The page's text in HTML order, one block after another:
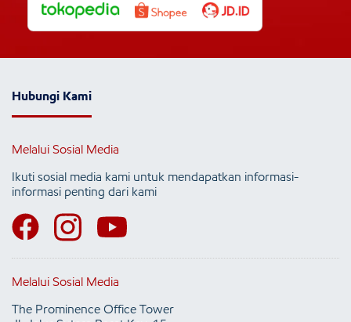
Hubungi Kami
Melalui Sosial Media
Ikuti sosial media kami untuk mendapatkan informasi-
informasi penting dari kami
Melalui Sosial Media
The Prominence Office Tower